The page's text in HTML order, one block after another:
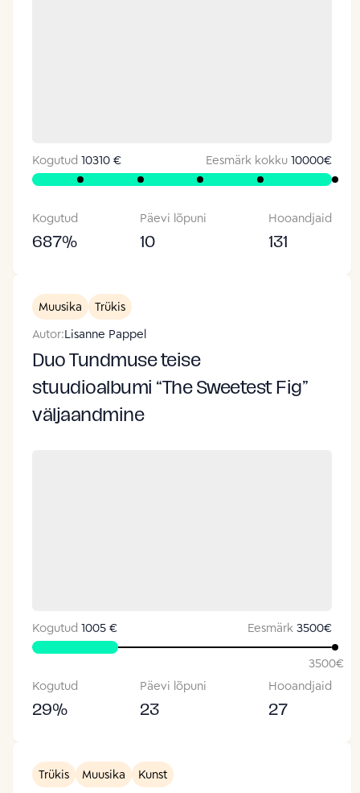
Kogutud 10310 € Eesmärk kokku 10000€
Kogutud
687%
Päevi lõpuni
10
Hooandjaid
131
Muusika
Trükis
Autor:Lisanne Pappel
Duo Tundmuse teise
stuudioalbumi “The Sweetest Fig”
väljaandmine
Kogutud 1005 € Eesmärk 3500€
3500€
Kogutud
29%
Päevi lõpuni
23
Hooandjaid
27
Trükis Muusika
Kunst